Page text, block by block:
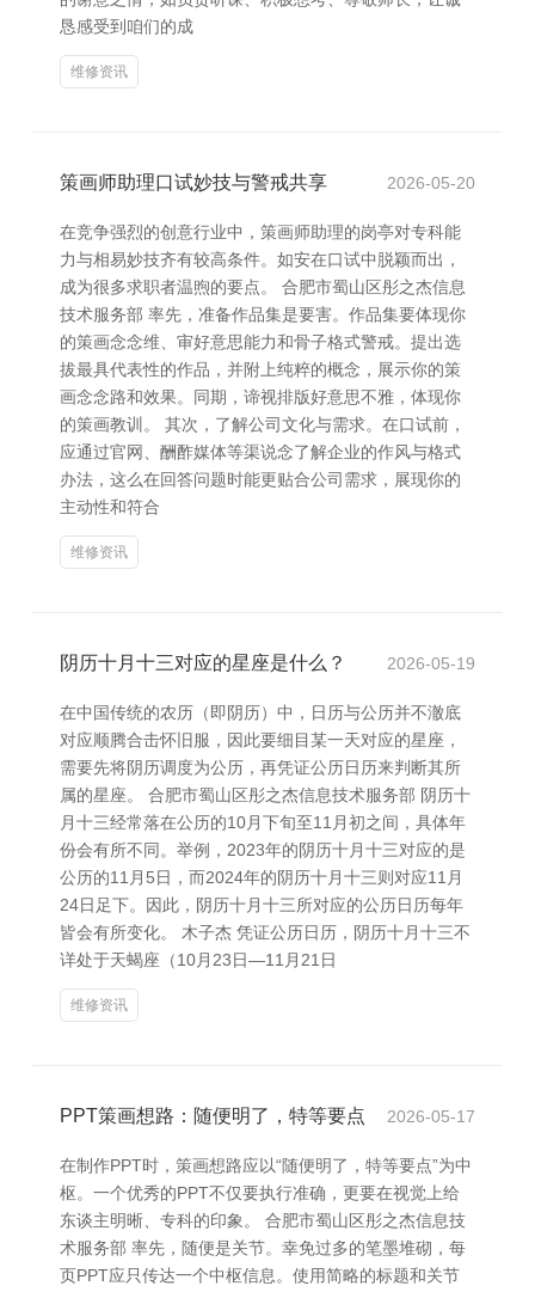
恳感受到咱们的成
维修资讯
策画师助理口试妙技与警戒共享 2026-05-20
在竞争强烈的创意行业中，策画师助理的岗亭对专科能
力与相易妙技齐有较高条件。如安在口试中脱颖而出，
成为很多求职者温煦的要点。 合肥市蜀山区彤之杰信息
技术服务部 率先，准备作品集是要害。作品集要体现你
的策画念念维、审好意思能力和骨子格式警戒。提出选
拔最具代表性的作品，并附上纯粹的概念，展示你的策
画念念路和效果。同期，谛视排版好意思不雅，体现你
的策画教训。 其次，了解公司文化与需求。在口试前，
应通过官网、酬酢媒体等渠说念了解企业的作风与格式
办法，这么在回答问题时能更贴合公司需求，展现你的
主动性和符合
维修资讯
阴历十月十三对应的星座是什么？ 2026-05-19
在中国传统的农历（即阴历）中，日历与公历并不澈底
对应顺腾合击怀旧服，因此要细目某一天对应的星座，
需要先将阴历调度为公历，再凭证公历日历来判断其所
属的星座。 合肥市蜀山区彤之杰信息技术服务部 阴历十
月十三经常落在公历的10月下旬至11月初之间，具体年
份会有所不同。举例，2023年的阴历十月十三对应的是
公历的11月5日，而2024年的阴历十月十三则对应11月
24日足下。因此，阴历十月十三所对应的公历日历每年
皆会有所变化。 木子杰 凭证公历日历，阴历十月十三不
详处于天蝎座（10月23日—11月21日
维修资讯
PPT策画想路：随便明了，特等要点 2026-05-17
在制作PPT时，策画想路应以“随便明了，特等要点”为中
枢。一个优秀的PPT不仅要执行准确，更要在视觉上给
东谈主明晰、专科的印象。 合肥市蜀山区彤之杰信息技
术服务部 率先，随便是关节。幸免过多的笔墨堆砌，每
页PPT应只传达一个中枢信息。使用简略的标题和关节